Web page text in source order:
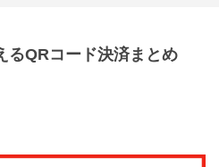
るQRコード決済まとめ